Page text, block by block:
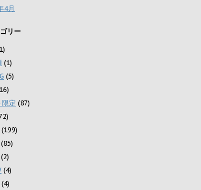
4月
リー
(1)
(5)
限定 (87)
(199)
(85)
(2)
(4)
(4)